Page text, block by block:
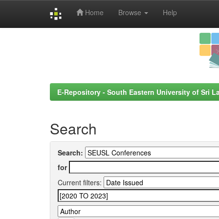
Home Browse Help
E-Repository - South Eastern University of Sri
Search
Search:
for
Current filters: